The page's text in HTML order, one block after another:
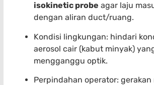
isokinetic probe agar laju
dengan aliran duct/ruang.
Kondisi lingkungan: hindari
aerosol cair (kabut minyak)
mengganggu optik.
Perpindahan operator: gerakan